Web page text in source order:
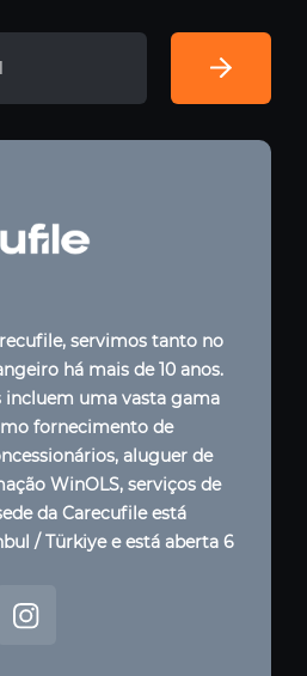
servimos tanto no
há mais de 10 anos.
incluem uma vasta gama
fornecimento de
aluguer de
WinOLS, serviços de
da Carecufile está
/ Türkiye e está aberta 6